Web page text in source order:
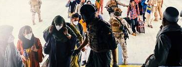
ई-वीजा की घोषणा